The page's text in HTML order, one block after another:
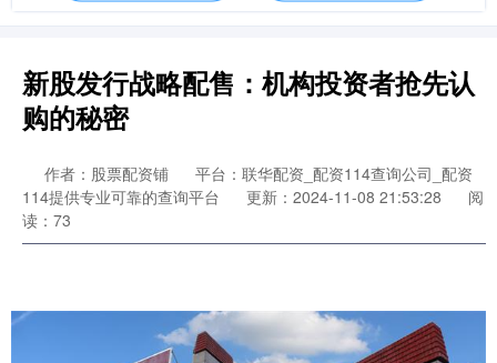
新股发行战略配售：机构投资者抢先认
购的秘密
作者：股票配资铺
平台：联华配资_配资114查询公司_配资
114提供专业可靠的查询平台
更新：2024-11-08 21:53:28
阅
读：73